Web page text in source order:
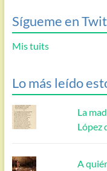
Sígueme en
Mis tuits
Lo más leído
La
López
A